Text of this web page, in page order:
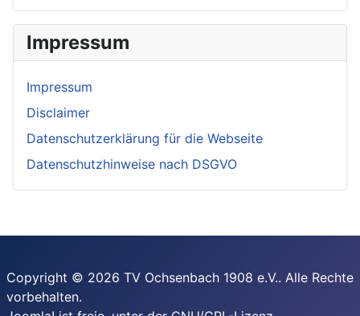
Impressum
Impressum
Disclaimer
Datenschutzerklärung für die Webseite
Datenschutzhinweise nach DSGVO
Copyright © 2026 TV Ochsenbach 1908 e.V.. Alle Rechte
vorbehalten.